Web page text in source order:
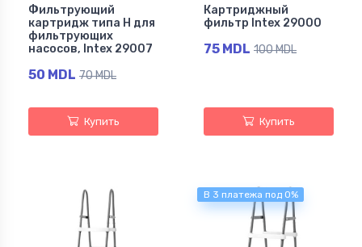
Фильтрующий
картридж типа H для
фильтрующих
насосов, Intex 29007
50 MDL 70 MDL
Купить
Картриджный
фильтр Intex 29000
75 MDL 100 MDL
Купить
В 3 платежа под 0%